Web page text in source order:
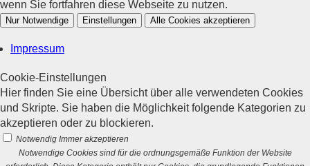
wenn Sie fortfahren diese Webseite zu nutzen.
Nur Notwendige Einstellungen Alle Cookies akzeptieren
Impressum
Cookie-Einstellungen
Hier finden Sie eine Übersicht über alle verwendeten Cookies
und Skripte. Sie haben die Möglichkeit folgende Kategorien zu
akzeptieren oder zu blockieren.
Notwendig Immer akzeptieren
Notwendige Cookies sind für die ordnungsgemäße Funktion der Website